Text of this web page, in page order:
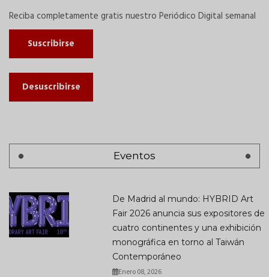
Reciba completamente gratis nuestro Periódico Digital semanal
Suscribirse
Desuscribirse
Eventos
De Madrid al mundo: HYBRID Art
Fair 2026 anuncia sus expositores de
cuatro continentes y una exhibición
monográfica en torno al Taiwán
Contemporáneo
Enero 08, 2026